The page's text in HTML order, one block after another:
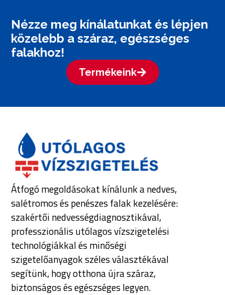
Nézze meg kínálatunkat és lépjen
közelebb a száraz, egészséges
falakhoz!
Termékeink
Átfogó megoldásokat kínálunk a nedves,
salétromos és penészes falak kezelésére:
szakértői nedvességdiagnosztikával,
professzionális utólagos vízszigetelési
technológiákkal és minőségi
szigetelőanyagok széles választékával
segítünk, hogy otthona újra száraz,
biztonságos és egészséges legyen.